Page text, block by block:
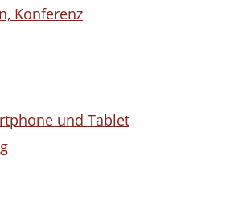
Konferenz
und Tablet